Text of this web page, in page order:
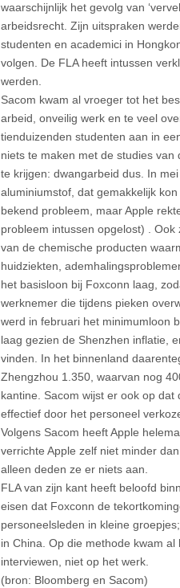
waarschijnlijk het gevolg van
arbeidsrecht. Zijn uitspraken
studenten en academici in
volgen. De FLA heeft intussen
werden.
Sacom kwam al vroeger tot het
arbeid, onveilig werk en te veel
tienduizenden studenten aan in
niets te maken met de studies
te krijgen: dwangarbeid dus. In
aluminiumstof, dat gemakkelijk
bekend probleem, maar Apple
probleem intussen opgelost) .
van de chemische producten
huidziekten,
het basisloon bij Foxconn laag,
werknemer die tijdens pieken
werd in februari het minimumloon
laag gezien de Shenzhen inflatie,
vinden. In het binnenland
Zhengzhou 1.350, waarvan nog
kantine. Sacom wijst er ook op
effectief door het personeel
Volgens Sacom heeft Apple
verrichte Apple zelf niet minder
alleen deden ze er niets aan.
FLA van zijn kant heeft beloofd
eisen dat Foxconn de
personeelsleden in kleine
in China. Op die methode kwam
interviewen, niet op het werk.
(bron: Bloomberg en Sacom)